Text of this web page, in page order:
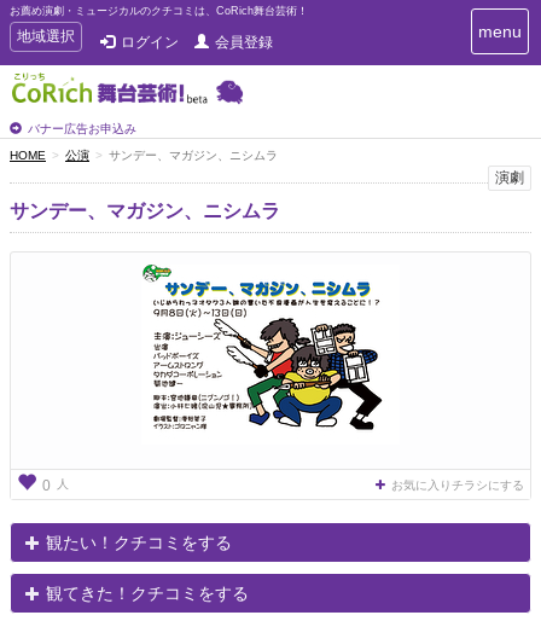
お薦め演劇・ミュージカルのクチコミは、CoRich舞台芸術！
T
o
g
g
e
n
a
v
i
地域選択 ログイン 会員登録
バナー広告お申込み
T
o
i
menu
HOME 公演 サンデー、マガジン、ニシムラ
演劇
サンデー、マガジン、ニシムラ
0 人 お気に入りチラシにする
観たい！クチコミをする
観てきた！クチコミをする